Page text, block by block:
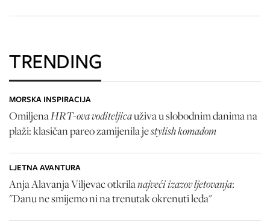
TRENDING
MORSKA INSPIRACIJA
OmiljenaHRT-ova voditeljicauživa u slobodnim danima na
plaži: klasičan pareo zamijenila jestylish komadom
LJETNA AVANTURA
Anja Alavanja Viljevac otkrilanajveći izazov ljetovanja:
"Danu ne smijemo ni na trenutak okrenuti leđa"